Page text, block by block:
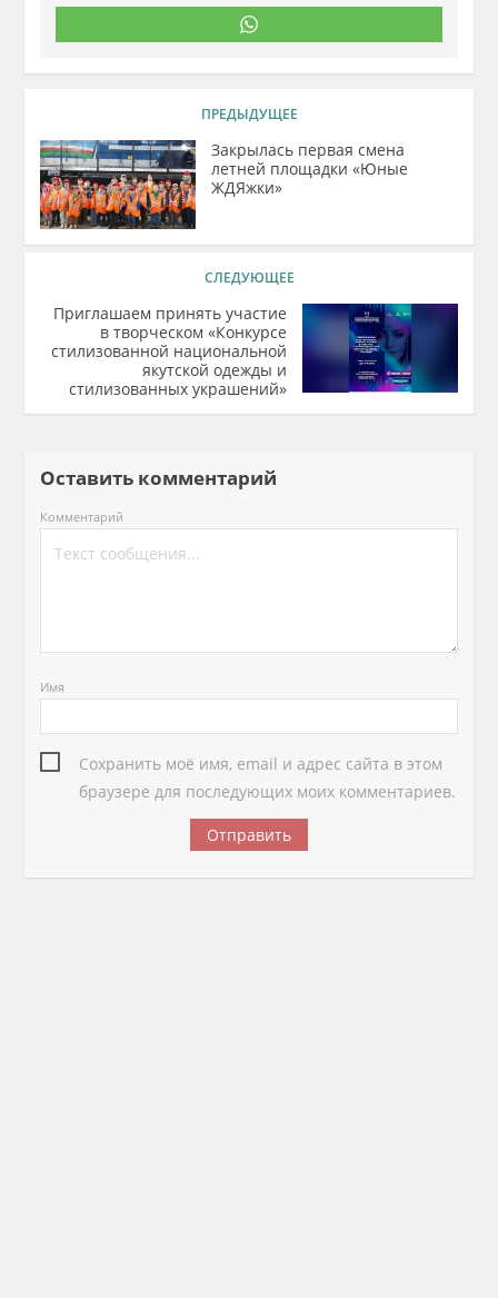
ПРЕДЫДУЩЕЕ
Закрылась первая смена
летней площадки «Юные
ЖДЯжки»
СЛЕДУЮЩЕЕ
Приглашаем принять участие
в творческом «Конкурсе
стилизованной национальной
якутской одежды и
стилизованных украшений»
Оставить комментарий
Комментарий
Имя
Сохранить моё имя, email и адрес сайта в этом
браузере для последующих моих комментариев.